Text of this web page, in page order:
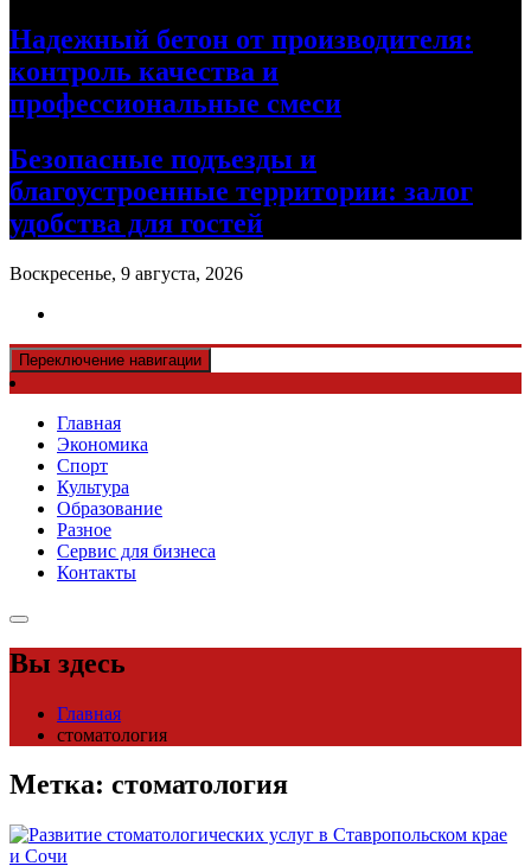
Надежный бетон от производителя:
контроль качества и
профессиональные смеси
Безопасные подъезды и
благоустроенные территории: залог
удобства для гостей
Воскресенье, 9 августа, 2026
Переключение навигации
Главная
Экономика
Спорт
Культура
Образование
Разное
Сервис для бизнеса
Контакты
Вы здесь
Главная
стоматология
Метка: стоматология